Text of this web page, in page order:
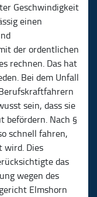
Geschwindigkeit
einen
der ordentlichen
rechnen. Das hat
Bei dem Unfall
sein, dass sie
befördern. Nach §
schnell fahren,
wird. Dies
das
wegen des
Elmshorn